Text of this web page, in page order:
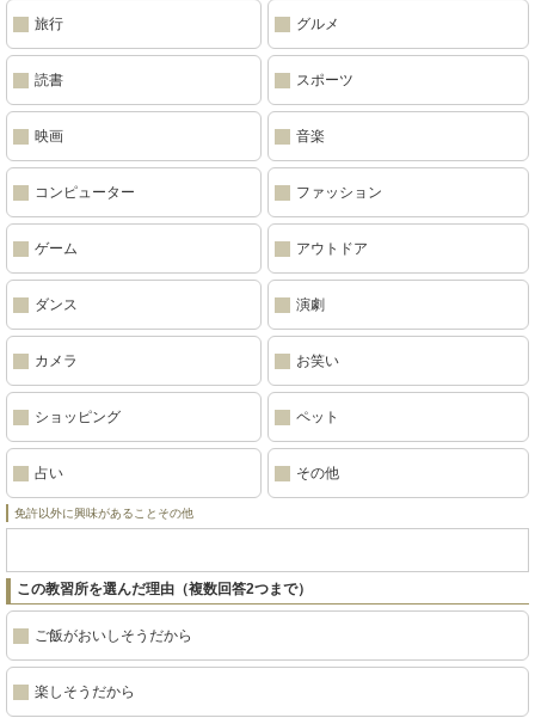
旅行 グルメ
読書 スポーツ
映画 音楽
コンピューター ファッション
ゲーム アウトドア
ダンス 演劇
カメラ お笑い
ショッピング ペット
占い その他
免許以外に興味があることその他
この教習所を選んだ理由（複数回答2つまで）
ご飯がおいしそうだから
楽しそうだから